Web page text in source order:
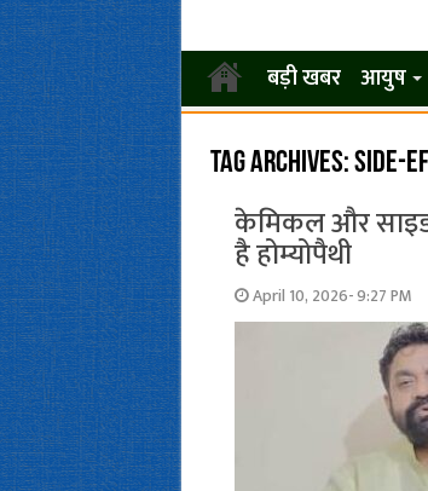
बड़ी खबर आयुष
Tag Archives:side-
केमिकल और
है होम्योपैथी
April 10, 2026- 9:27 PM